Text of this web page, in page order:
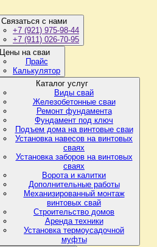
Связаться с нами
+7 (921) 975-98-44
+7 (911) 026-70-95
Цены на сваи
Прайс
Калькулятор
Каталог услуг
Виды свай
Железобетонные сваи
Ремонт фундамента
Фундамент под ключ
Подъем дома на винтовые сваи
Установка навесов на винтовых
сваях
Установка заборов на винтовых
сваях
Ворота и калитки
Дополнительные работы
Механизированный монтаж
винтовых свай
Строительство домов
Аренда техники
Установка термоусадочной
муфты